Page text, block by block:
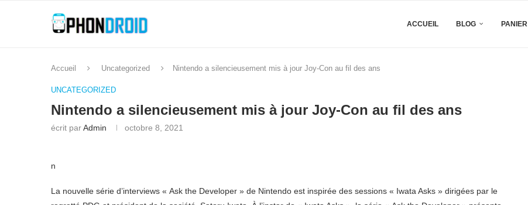
ACCUEIL BLOG PANIER
Accueil Uncategorized Nintendo a silencieusement mis à jour Joy-Con au fil des ans
UNCATEGORIZED
Nintendo a silencieusement mis à jour Joy-Con au fil des ans
écrit parAdmin octobre 8, 2021
n
La nouvelle série d’interviews « Ask the Developer » de Nintendo est inspirée des sessions « Iwata Asks » dirigées par le